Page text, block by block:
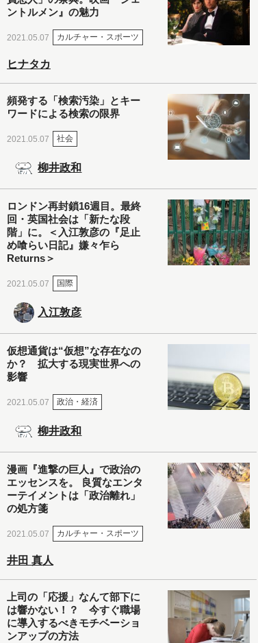
ントルメン』の魅力
2021.05.07 カルチャー・スポーツ
ヒナタカ
頻発する「検索汚染」とキー
ワードによる検索の限界
2021.05.07 社会
柳井政和
ロンドン再封鎖16週目。最終
回・英国社会は「新たな段
階」に。＜入江敦彦の『足止
め喰らい日記』嫌々乍ら
Returns＞
2021.05.07 国際
入江敦彦
仮想通貨は“仮想”な存在なの
か？ 拡大する現実世界への
影響
2021.05.07 政治・経済
柳井政和
漫画『進撃の巨人』で政治の
エッセンスを。 良質なエンタ
ーテイメントは「政治離れ」
の処方箋
2021.05.07 カルチャー・スポーツ
井田 真人
上司の「応援」なんて部下に
は響かない！？ 今すぐ職場
に導入するべきモチベーショ
ンアップの方法